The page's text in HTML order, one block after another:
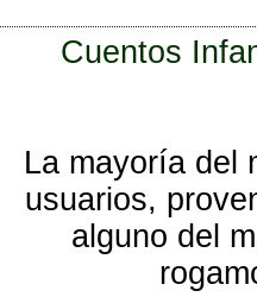
Cuentos
La mayoría del
usuarios,
alguno del